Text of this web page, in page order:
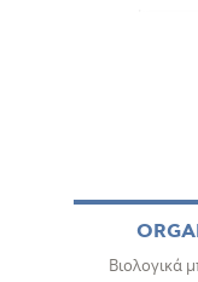
Βιολογικά